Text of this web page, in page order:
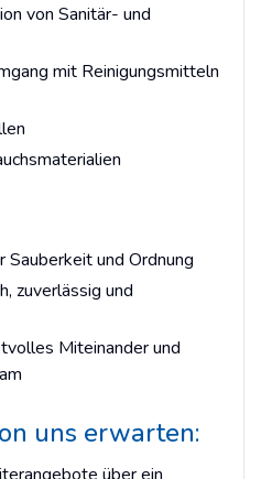
von Sanitär- und
mit Reinigungsmitteln
Sauberkeit und Ordnung
zuverlässig und
Miteinander und
uns erwarten: